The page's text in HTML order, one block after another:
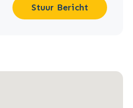
Stuur Bericht